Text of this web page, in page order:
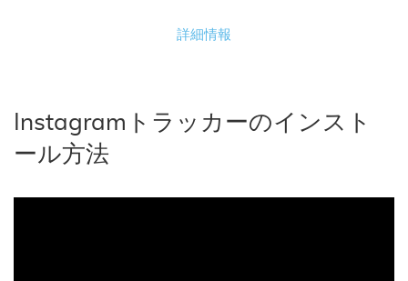
詳細情報
Instagramトラッカーのインスト
ール方法